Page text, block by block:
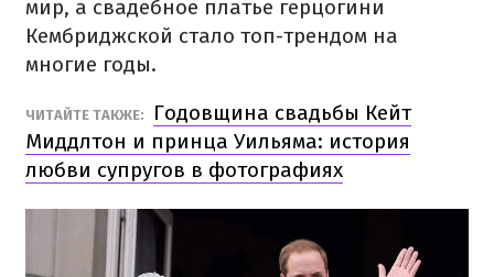
мир, а свадебное платье герцогини
Кембриджской стало топ-трендом на
многие годы.
ЧИТАЙТЕ ТАКЖЕ:
Годовщина свадьбы Кейт
Миддлтон и принца Уильяма: история
любви супругов в фотографиях